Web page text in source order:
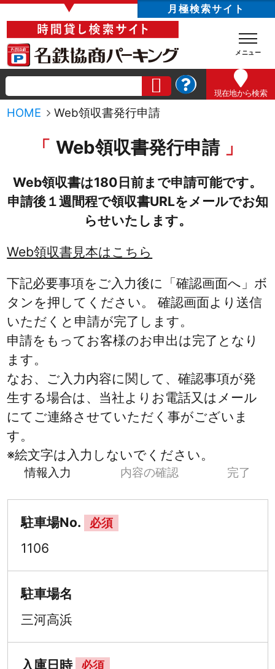
▼ 月極検索サイト
現在地から検索
HOME Web領収書発行申請
Web領収書発行申請
Web領収書は180日前まで申請可能です。
申請後１週間程で領収書URLをメールでお知
らせいたします。
Web領収書見本はこちら
下記必要事項をご入力後に「確認画面へ」ボ
タンを押してください。 確認画面より送信
いただくと申請が完了します。
申請をもってお客様のお申出は完了となり
ます。
なお、ご入力内容に関して、確認事項が発
生する場合は、当社よりお電話又はメール
にてご連絡させていただく事がございま
す。
※絵文字は入力しないでください。
情報入力 内容の確認 完了
駐車場No. 必須
1106
駐車場名
三河高浜
入庫日時 必須